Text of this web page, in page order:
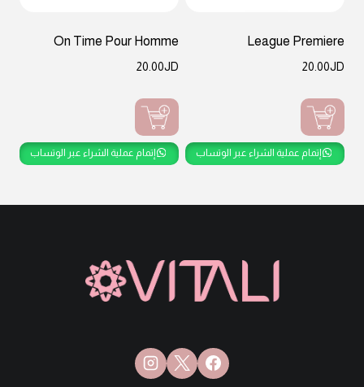
League Premiere
JD
20.00
إتمام عملية الشراء عبر الوتساب
On Time Pour Homme
JD
20.00
إتمام عملية الشراء عبر الوتساب